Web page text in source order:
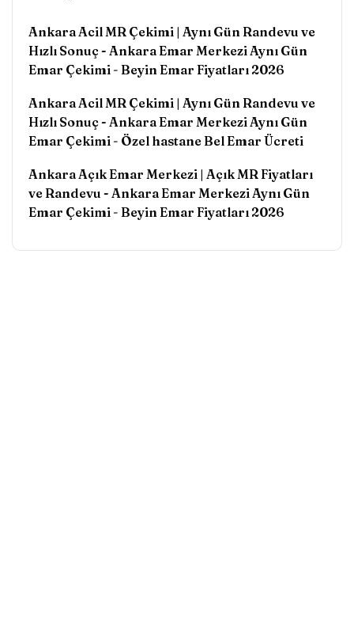
Ankara Acil MR Çekimi | Aynı Gün Randevu ve
Hızlı Sonuç - Ankara Emar Merkezi Aynı Gün
Emar Çekimi- Beyin Emar Fiyatları 2026
Ankara Acil MR Çekimi | Aynı Gün Randevu ve
Hızlı Sonuç - Ankara Emar Merkezi Aynı Gün
Emar Çekimi- Özel hastane Bel Emar Ücreti
Ankara Açık Emar Merkezi | Açık MR Fiyatları
ve Randevu - Ankara Emar Merkezi Aynı Gün
Emar Çekimi- Beyin Emar Fiyatları 2026